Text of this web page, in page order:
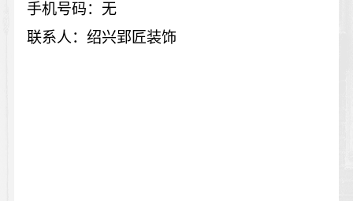
手机号码：无
联系人：绍兴郢匠装饰